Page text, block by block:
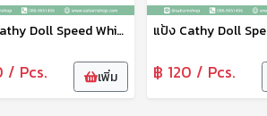
แป้ง Cathy Doll Speed White CC Powder Pact SPF40 PA+++ เบอร์ 02
/ Pcs. เพิ่ม ฿ 120 / Pcs.